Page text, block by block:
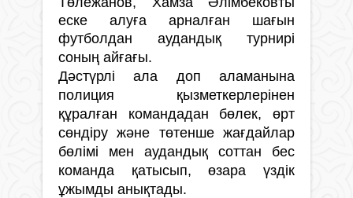
еске алуға арналған шағын
футболдан аудандық турнирі
соның айғағы.
Дәстүрлі ала доп аламанына
полиция қызметкерлерінен
құралған командадан бөлек, өрт
сөндіру және төтенше жағдайлар
бөлімі мен аудандық соттан бес
команда қатысып, өзара үздік
ұжымды анықтады.